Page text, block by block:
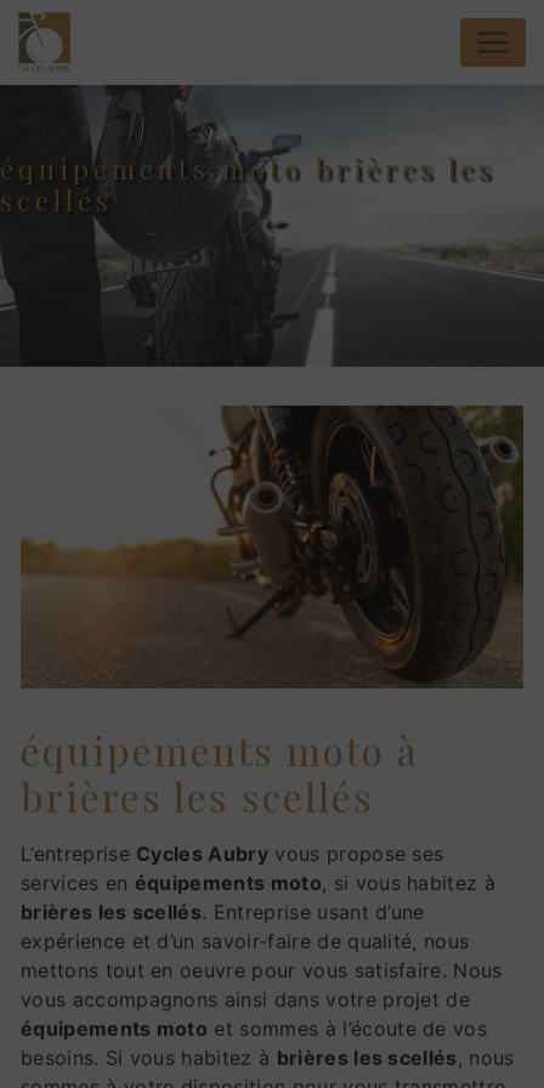
Panneau de gestion des cookies
équipements moto brières les
scellés
équipements moto à
brières les scellés
L’entreprise Cycles Aubry vous propose ses
services en équipements moto, si vous habitez à
brières les scellés. Entreprise usant d’une
expérience et d’un savoir-faire de qualité, nous
mettons tout en oeuvre pour vous satisfaire. Nous
vous accompagnons ainsi dans votre projet de
équipements moto et sommes à l’écoute de vos
besoins. Si vous habitez à brières les scellés, nous